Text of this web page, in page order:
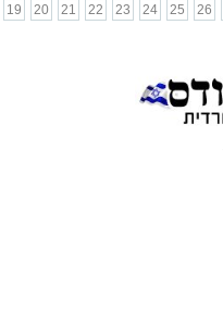
19
20 21 22 23 24 25 26